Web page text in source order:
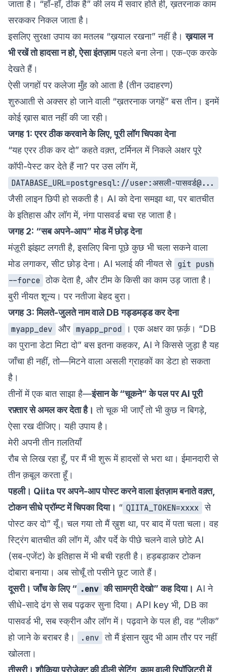
जाता है। “हाँ-हाँ, ठीक है” की लय में सवार होते ही, ख़तरनाक काम
सरककर निकल जाता है।
इसलिए सुरक्षा उपाय का मतलब “ख़याल रखना” नहीं है।ख़याल न
भी रखें तो हादसा न हो, ऐसा इंतज़ामपहले बना लेना। एक-एक करके
देखते हैं।
ऐसी जगहों पर कलेजा मुँह को आता है (तीन उदाहरण)
शुरुआती से अक्सर हो जाने वाली “ख़तरनाक जगहें” बस तीन। इनमें
कोई ख़ास बात नहीं की जा रही।
जगह 1: एरर ठीक करवाने के लिए, पूरी लॉग चिपका देना
“यह एरर ठीक कर दो” कहते वक़्त, टर्मिनल में निकले अक्षर पूरे
कॉपी-पेस्ट कर देते हैं ना? पर उस लॉग में,
DATABASE_URL=postgresql://user:असली-पासवर्ड@...
जैसी लाइन छिपी हो सकती है। AI को देना समझा था, पर बातचीत
के इतिहास और लॉग में, नंगा पासवर्ड बचा रह जाता है।
जगह 2: “सब अपने-आप” मोड में छोड़ देना
मंज़ूरी झंझट लगती है, इसलिए बिना पूछे कुछ भी चला सकने वाला
मोड लगाकर, सीट छोड़ देना। AI भलाई की नीयत से git push
--force ठोक देता है, और टीम के किसी का काम उड़ जाता है।
बुरी नीयत शून्य। पर नतीजा बेहद बुरा।
जगह 3: मिलते-जुलते नाम वाले DB गड्डमड्ड कर देना
myapp_dev और myapp_prod
। एक अक्षर का फ़र्क़। “DB
का पुराना डेटा मिटा दो” बस इतना कहकर, AI ने किससे जुड़ा है यह
जाँचा ही नहीं, तो—मिटने वाला असली ग्राहकों का डेटा हो सकता
है।
तीनों में एक बात साझा है—इंसान के “चूकने” के पल पर AI पूरी
रफ़्तार से अमल कर देता है। तो चूक भी जाएँ तो भी कुछ न बिगड़े,
ऐसा रख दीजिए। यही उपाय है।
मेरी अपनी तीन ग़लतियाँ
रौब से लिख रहा हूँ, पर मैं भी शुरू में हादसों से भरा था। ईमानदारी से
तीन क़बूल करता हूँ।
पहली। Qiita पर अपने-आप पोस्ट करने वाला इंतज़ाम बनाते वक़्त,
टोकन सीधे प्रॉम्प्ट में चिपका दिया। “ QIITA_TOKEN=xxxx से
पोस्ट कर दो” यूँ। चल गया तो मैं ख़ुश था, पर बाद में पता चला। वह
स्ट्रिंग बातचीत की लॉग में, और पर्दे के पीछे चलने वाले छोटे AI
(सब-एजेंट) के इतिहास में भी बची रहती है। हड़बड़ाकर टोकन
दोबारा बनाया। अब सोचूँ तो पसीने छूट जाते हैं।
दूसरी। जाँच के लिए “ .env की सामग्री देखो” कह दिया। AI ने
सीधे-सादे ढंग से सब पढ़कर सुना दिया। API key भी, DB का
पासवर्ड भी, सब स्क्रीन और लॉग में। पढ़वाने के पल ही, वह “लीक”
हो जाने के बराबर है।
.env तो मैं इंसान ख़ुद भी आम तौर पर नहीं
खोलता।
तीसरी। शौक़िया प्रोजेक्ट की ढीली सेटिंग, काम वाली रिपॉज़िटरी में